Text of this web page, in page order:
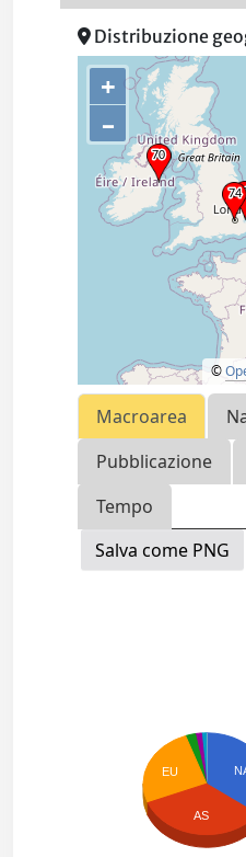
Distribuzione
+
–
©
Macroarea
Pubblicazione
Tempo
Salva come PNG
EU
AS